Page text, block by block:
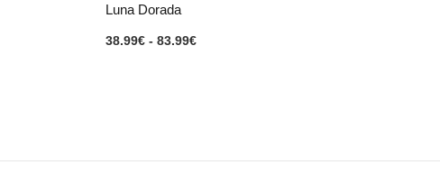
Luna Dorada
38.99€ - 83.99€